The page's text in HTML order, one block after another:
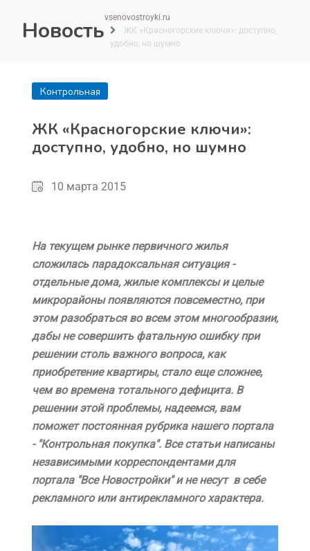
Новостьvsenovostroyki.ru
ЖК «Красногорские ключи»: доступно,
удобно, но шумно
Контрольная
ЖК «Красногорские ключи»:
доступно, удобно, но шумно
10 марта 2015
На текущем рынке первичного жилья
сложилась парадоксальная ситуация -
отдельные дома, жилые комплексы и целые
микрорайоны появляются повсеместно, при
этом разобраться во всем этом многообразии,
дабы не совершить фатальную ошибку при
решении столь важного вопроса, как
приобретение квартиры, стало еще сложнее,
чем во времена тотального дефицита. В
решении этой проблемы, надеемся, вам
поможет постоянная рубрика нашего портала
- "Контрольная покупка". Все статьи написаны
независимыми корреспондентами для
портала "Все Новостройки" и не несут в себе
рекламного или антирекламного характера.